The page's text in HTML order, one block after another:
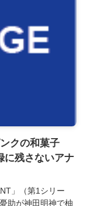
クの和菓子
に残さないアナ
」（第1シリー
助が神田明神で柚